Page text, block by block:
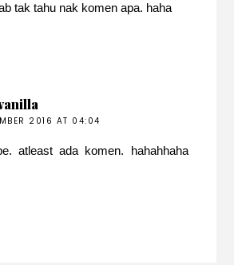
tak tahu nak komen apa. haha
2016 AT 04:04
atleast ada komen. hahahhaha